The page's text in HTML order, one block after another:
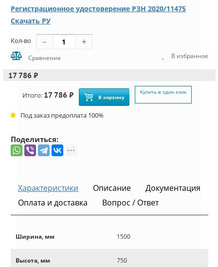
Регистрационное удостоверение РЗН 2020/11475
Скачать РУ
Кол-во
Сравнение В избранное
17 786 ₽
Итого: 17 786 ₽ В корзину
Купить в один клик
Под заказ предоплата 100%
Поделиться:
Характеристики Описание
Документация
Оплата и доставка
Вопрос / Ответ
Ширина, мм 1500
Высота, мм 750